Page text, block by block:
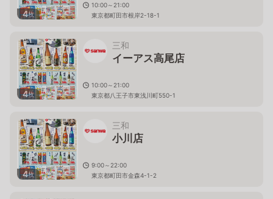
4枚
10:00～21:00
東京都町田市根岸2-18-1
4枚
三和
イーアス高尾店
10:00～21:00
東京都八王子市東浅川町550-1
4枚
三和
小川店
9:00～22:00
東京都町田市金森4-1-2